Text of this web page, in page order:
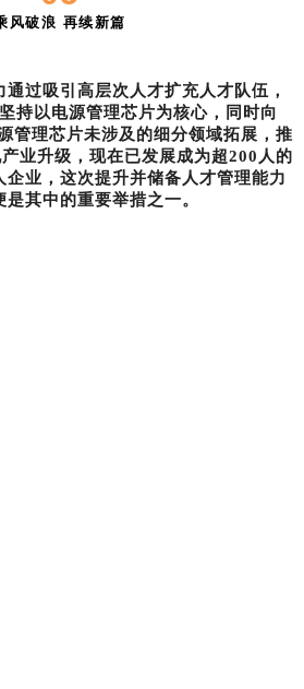
风破浪 再续新篇
过吸引高层次人才扩充人才队伍，
持以电源管理芯片为核心，同时向
管理芯片未涉及的细分领域拓展，推
业升级，现在已发展成为超200人的
企业，这次提升并储备人才管理能力
是其中的重要举措之一。